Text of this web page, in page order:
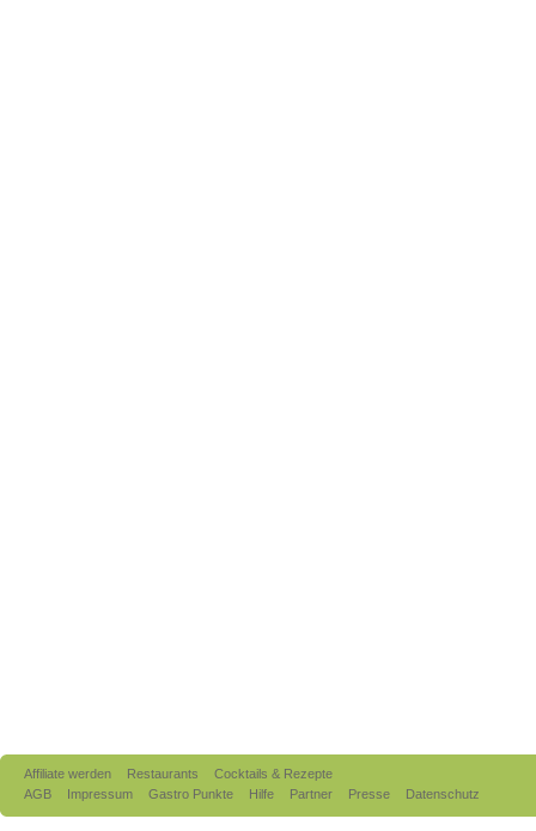
Affiliate werden Restaurants
Cocktails & Rezepte
AGB
Impressum Gastro Punkte Hilfe Partner Presse Datenschutz